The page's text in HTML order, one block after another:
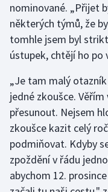
Vodní slalom
Volejbal
Ostatní
nominované. „Přijet
některých týmů, že
tomhle jsem byl
ústupek, chtějí ho po
„Je tam malý
jedné zkoušce.
přesunout. Nejsem
zkoušce kazit celý
podmiňovat. Kdyby
zpoždění v řádu
abychom 12.